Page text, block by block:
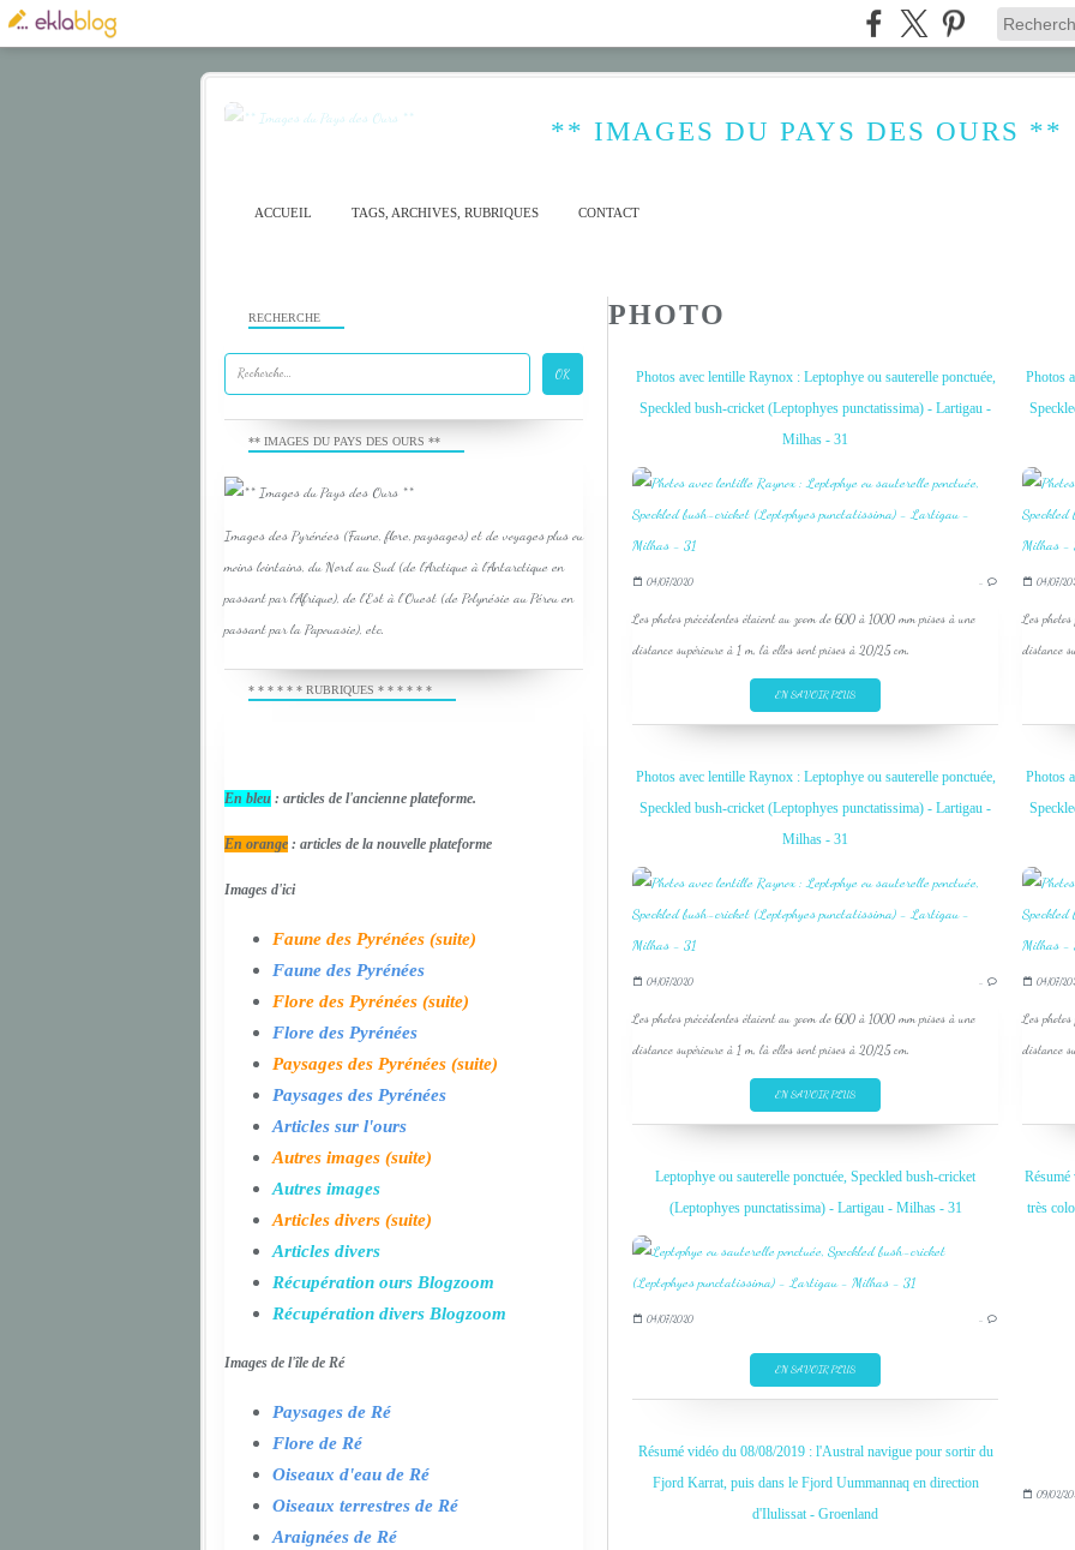
** IMAGES DU PAYS DES OURS **
ACCUEIL TAGS, ARCHIVES, RUBRIQUES CONTACT
PHOTO
Photos avec lentille Raynox : Leptophye ou sauterelle ponctuée,
Speckled bush-cricket (Leptophyes punctatissima) - Lartigau -
Milhas - 31
04/07/2020 …
Les photos précédentes étaient au zoom de 600 à 1000 mm prises à une
distance supérieure à 1 m, là elles sont prises à 20/25 cm.
EN SAVOIR PLUS
Photos
04/07/
Les
distance
Photos avec lentille Raynox : Leptophye ou sauterelle ponctuée,
Speckled bush-cricket (Leptophyes punctatissima) - Lartigau -
Milhas - 31
04/07/2020 …
Les photos précédentes étaient au zoom de 600 à 1000 mm prises à une
distance supérieure à 1 m, là elles sont prises à 20/25 cm.
EN SAVOIR PLUS
Photos
04/07/
Les
distance
Leptophye ou sauterelle ponctuée, Speckled bush-cricket
(Leptophyes punctatissima) - Lartigau - Milhas - 31
04/07/2020 …
EN SAVOIR PLUS
très
09/02/
Résumé vidéo du 08/08/2019 : l'Austral navigue pour sortir du
Fjord Karrat, puis dans le Fjord Uummannaq en direction
d'Ilulissat - Groenland
RECHERCHE
** IMAGES DU PAYS DES OURS **
Images des Pyrénées (Faune, flore, paysages) et de voyages plus ou
moins lointains, du Nord au Sud (de l'Arctique à l'Antarctique en
passant par l'Afrique), de l'Est à l'Ouest (de Polynésie au Pérou en
passant par la Papouasie), etc.
* * * * * * RUBRIQUES * * * * * *
En bleu : articles de l'ancienne plateforme.
En orange : articles de la nouvelle plateforme
Images d'ici
Faune des Pyrénées (suite)
Faune des Pyrénées
Flore des Pyrénées (suite)
Flore des Pyrénées
Paysages des Pyrénées (suite)
Paysages des Pyrénées
Articles sur l'ours
Autres images (suite)
Autres images
Articles divers (suite)
Articles divers
Récupération ours Blogzoom
Récupération divers Blogzoom
Images de l'île de Ré
Paysages de Ré
Flore de Ré
Oiseaux d'eau de Ré
Oiseaux terrestres de Ré
Araignées de Ré